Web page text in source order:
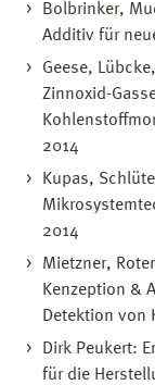
Bolbrinker,
Additiv für
Geese,
Zinnoxid-
2014
Kupas,
2014
Mietzner,
Kenzeption &
Detektion von
Dirk Peukert:
für die